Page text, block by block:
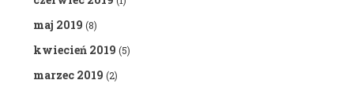
maj 2019 (8)
kwiecień 2019 (5)
marzec 2019 (2)